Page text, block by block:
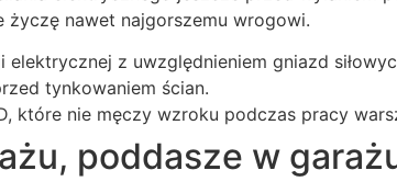
nawet najgorszemu wrogowi.
z uwzględnieniem gniazd
tynkowaniem ścian.
które nie męczy wzroku podczas pracy
poddasze w